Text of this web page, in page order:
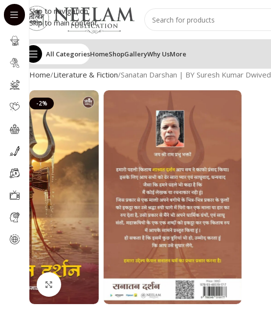
Skip to navigation
Skip to main content
All CategoriesHomeShopGalleryWhy UsMore
Home Literature & Fiction Sanatan Darshan | BY Suresh Kumar
-2%
Click to enlarge